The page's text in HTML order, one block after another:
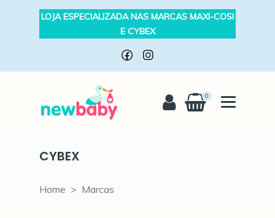
LOJA ESPECIALIZADA NAS MARCAS MAXI-COSI
E CYBEX
0
CYBEX
CYBEX
Home Marcas